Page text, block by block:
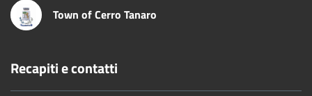
Town of Cerro Tanaro
Recapiti e contatti